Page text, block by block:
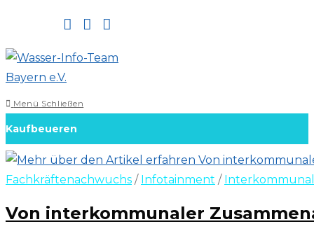
springen
Menü Schließen
Kaufbeueren
Fachkräftenachwuchs / Infotainment /
Von interkommunaler